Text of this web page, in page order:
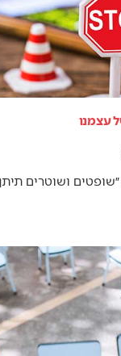
עצמנו
ושוטרים